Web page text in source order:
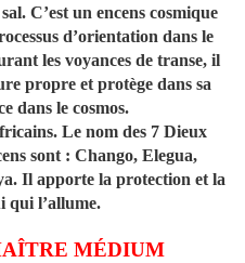
C’est un encens cosmique
d’orientation dans le
les voyances de transe, il
propre et protège dans sa
dans le cosmos.
Le nom des 7 Dieux
sont : Chango, Elegua,
Il apporte la protection et la
qui l’allume.
MÉDIUM